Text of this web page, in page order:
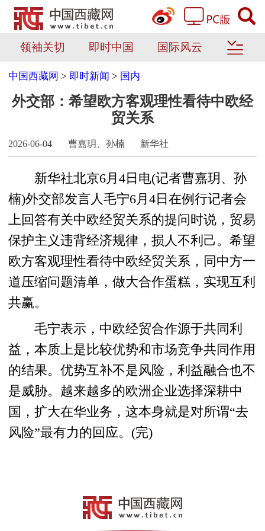
领袖关切 即时中国 国际风云
中国西藏网 > 即时新闻 > 国内
外交部：希望欧方客观理性看待中欧经
贸关系
2026-06-04 曹嘉玥、孙楠 新华社
新华社北京6月4日电(记者曹嘉玥、孙
楠)外交部发言人毛宁6月4日在例行记者会
上回答有关中欧经贸关系的提问时说，贸易
保护主义违背经济规律，损人不利己。希望
欧方客观理性看待中欧经贸关系，同中方一
道压缩问题清单，做大合作蛋糕，实现互利
共赢。
毛宁表示，中欧经贸合作源于共同利
益，本质上是比较优势和市场竞争共同作用
的结果。优势互补不是风险，利益融合也不
是威胁。越来越多的欧洲企业选择深耕中
国，扩大在华业务，这本身就是对所谓“去
风险”最有力的回应。(完)